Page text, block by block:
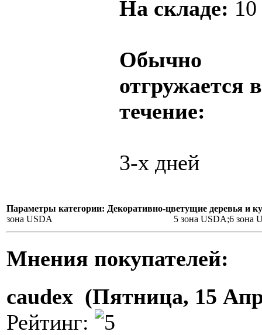
На складе: 10
Обычно
отгружается в
течение:
3-х дней
Параметры категории: Декоративно-цветущие деревья и
зона USDA
5 зона USDA;6 зона
Мнения покупателей:
caudex (Пятница, 15
Рейтинг: